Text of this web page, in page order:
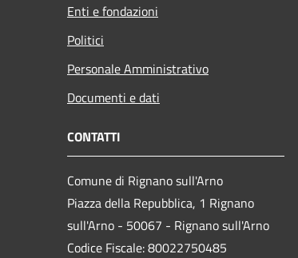
Enti e fondazioni
Politici
Personale Amministrativo
Documenti e dati
CONTATTI
Comune di Rignano sull'Arno
Piazza della Repubblica, 1 Rignano
sull'Arno - 50067 - Rignano sull'Arno
Codice Fiscale: 80022750485